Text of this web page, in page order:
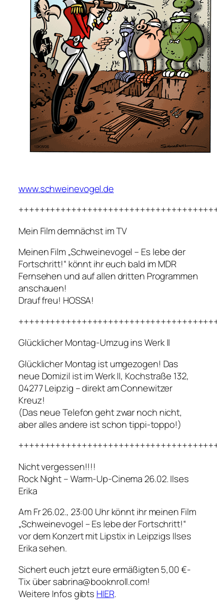
www.schweinevogel.de
Mein Film demnächst im TV
Meinen Film „Schweinevogel – Es lebe der
Fortschritt!“ könnt ihr euch bald im MDR
Fernsehen und auf allen dritten Programmen
anschauen!
Drauf freu! HOSSA!
Glücklicher Montag-Umzug ins Werk II
Glücklicher Montag ist umgezogen! Das
neue Domizil ist im Werk II, Kochstraße 132,
04277 Leipzig – direkt am Connewitzer
Kreuz!
(Das neue Telefon geht zwar noch nicht,
aber alles andere ist schon tippi-toppo!)
Nicht vergessen!!!!
Rock Night – Warm-Up-Cinema 26.02. Ilses
Erika
Am Fr 26.02., 23:00 Uhr könnt ihr meinen Film
„Schweinevogel – Es lebe der Fortschritt!“
vor dem Konzert mit Lipstix in Leipzigs Ilses
Erika sehen.
Sichert euch jetzt eure ermäßigten 5,00 €-
Tix über sabrina@booknroll.com!
Weitere Infos gibts HIER.